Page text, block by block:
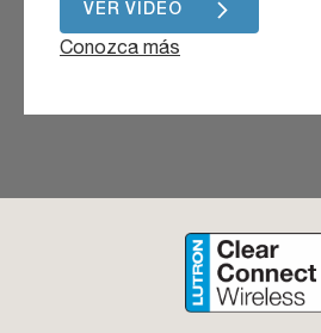
VER VIDEO
Conozca más